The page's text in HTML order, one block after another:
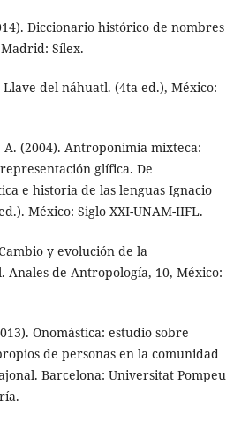
Diccionario histórico de nombres
Sílex.
del náhuatl. (4ta ed.), México:
(2004). Antroponimia mixteca:
glífica. De
e historia de las lenguas Ignacio
México: Siglo XXI-UNAM-IIFL.
y evolución de la
de Antropología, 10, México:
Onomástica: estudio sobre
de personas en la comunidad
Barcelona: Universitat Pompeu